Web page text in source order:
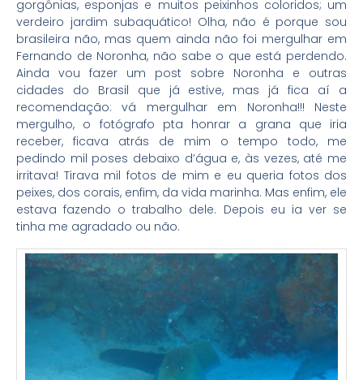
gorgônias, esponjas e muitos peixinhos coloridos; um
verdeiro jardim subaquático! Olha, não é porque sou
brasileira não, mas quem ainda não foi mergulhar em
Fernando de Noronha, não sabe o que está perdendo.
Ainda vou fazer um post sobre Noronha e outras
cidades do Brasil que já estive, mas já fica aí a
recomendação: vá mergulhar em Noronha!!! Neste
mergulho, o fotógrafo pta honrar a grana que iria
receber, ficava atrás de mim o tempo todo, me
pedindo mil poses debaixo d’água e, às vezes, até me
irritava! Tirava mil fotos de mim e eu queria fotos dos
peixes, dos corais, enfim, da vida marinha. Mas enfim, ele
estava fazendo o trabalho dele. Depois eu ia ver se
tinha me agradado ou não.